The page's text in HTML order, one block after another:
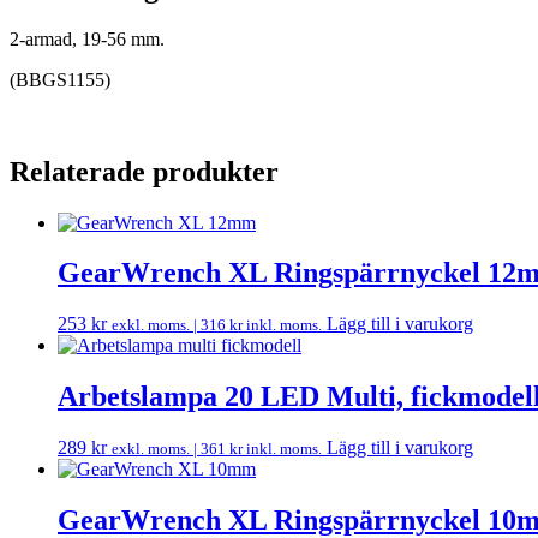
2-armad, 19-56 mm.
(BBGS1155)
Relaterade produkter
GearWrench XL Ringspärrnyckel
253 kr exkl. moms. | 316 krinkl. moms. Lägg till i varukorg
Arbetslampa 20 LED Multi,
289 kr exkl. moms. | 361 krinkl. moms. Lägg till i varukorg
GearWrench XL Ringspärrnyckel